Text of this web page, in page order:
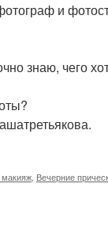
и
знаю, чего
Вечерние